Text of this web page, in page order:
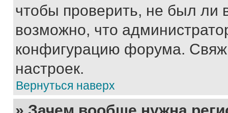
чтобы проверить, не был ли
возможно, что
конфигурацию форума.
настроек.
Вернуться наверх